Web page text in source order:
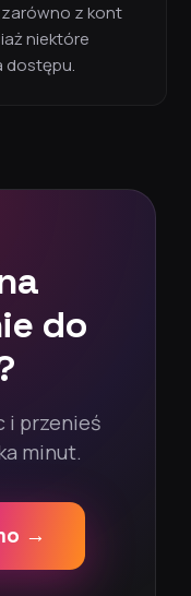
z kont
niektóre
dostępu.
do
i przenieś
minut.
→